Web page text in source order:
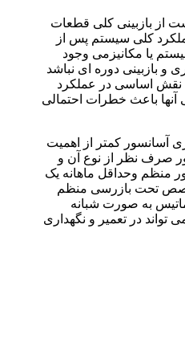
از بازبینی کلی قطعات
کلی سیستم پس از
یا مکانیزمی وجود
و بازبینی دوره ای نباشد
نقش اساسی در عملکرد
آنها باعث خطرات احتمالی
آسانسور کمتر از اهمیت
صرف نظر از نوع آن و
منظم وحداقل ماهانه یک
تحت بازرسی منظم
به صورت شبانه
در تعمیر و نگهداری